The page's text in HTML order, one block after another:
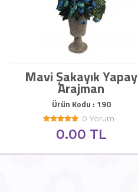
Mavi Şakayık Yapay
Arajman
Ürün Kodu : 190
0 Yorum
0.00 TL